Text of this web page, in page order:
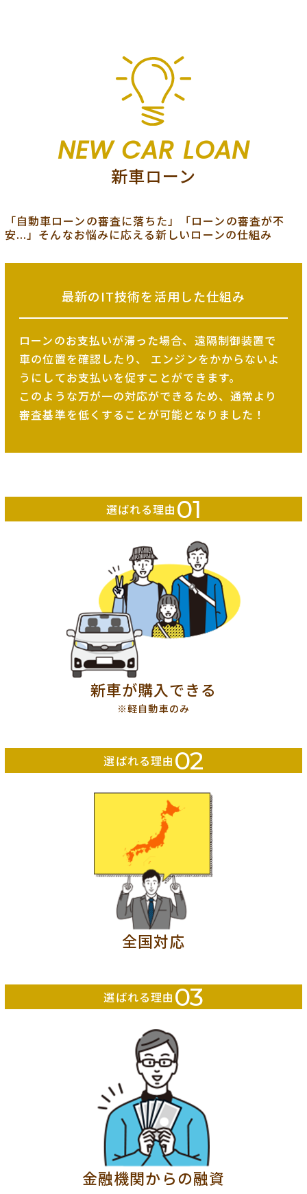
NEW CAR LOAN
新車ローン
「自動車ローンの審査に落ちた」「ローンの審査が不
安...」そんなお悩みに応える新しいローンの仕組み
最新のIT技術を活用した仕組み
ローンのお支払いが滞った場合、遠隔制御装置で
車の位置を確認したり、
エンジンをかからないよ
うにしてお支払いを促すことができます。
このような万が一の対応ができるため、 通常より
審査基準を低くすることが可能となりました！
選ばれる理由 01
新車が購入できる
※軽自動車のみ
選ばれる理由 02
全国対応
選ばれる理由 03
金融機関からの融資